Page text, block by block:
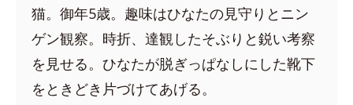
猫。御年5歳。趣味はひなたの見守りとニン
ゲン観察。時折、達観したそぶりと鋭い考察
を見せる。ひなたが脱ぎっぱなしにした靴下
をときどき片づけてあげる。